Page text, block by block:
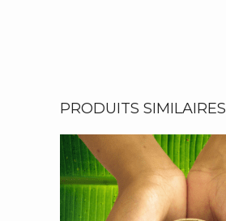
PRODUITS SIMILAIRES